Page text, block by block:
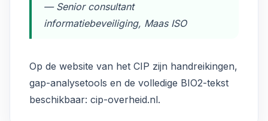
— Senior consultant
informatiebeveiliging, Maas ISO
Op de website van het CIP zijn handreikingen,
gap-analysetools en de volledige BIO2-tekst
beschikbaar: cip-overheid.nl.